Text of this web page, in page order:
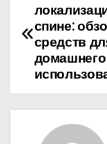
а
г
спине:
средств
домашнего